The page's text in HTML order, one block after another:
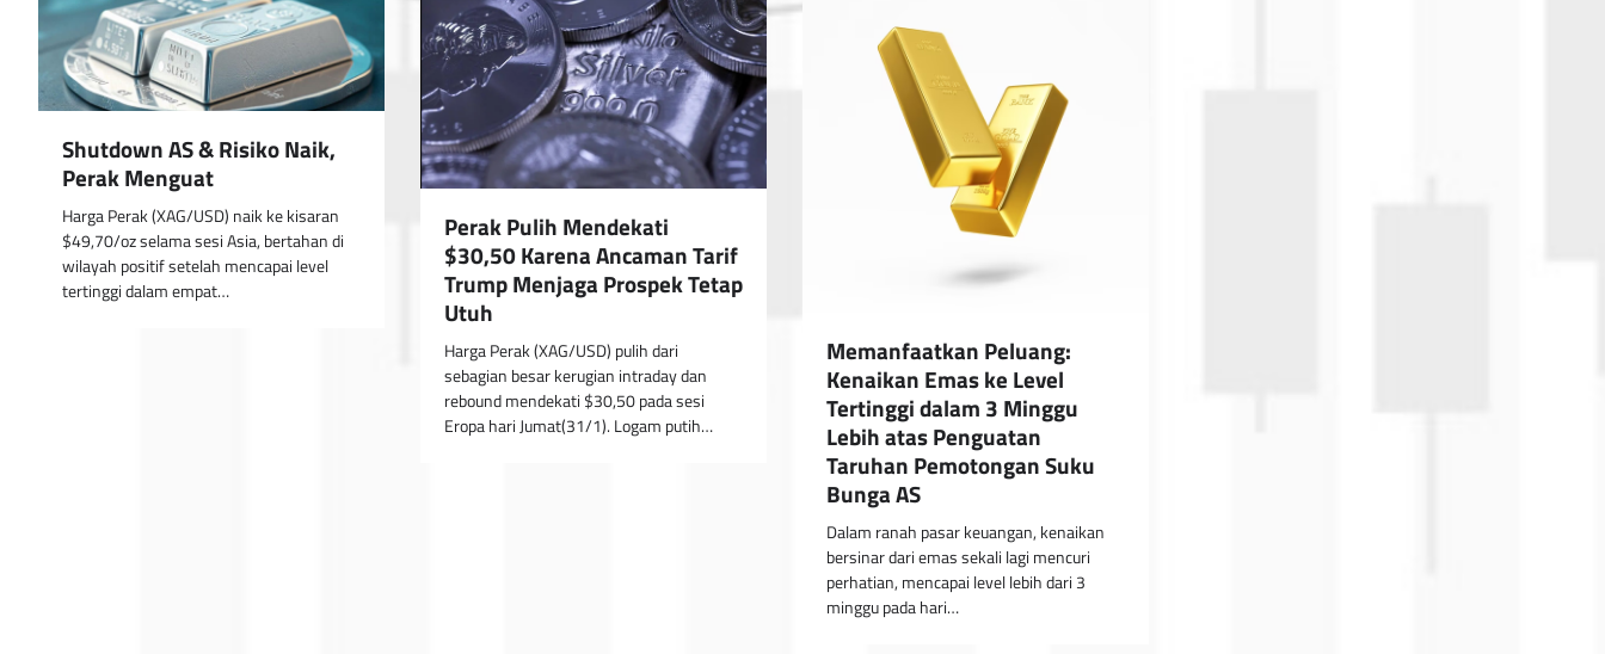
Shutdown AS & Risiko Naik,
Perak Menguat
Harga Perak (XAG/USD) naik ke kisaran
$49,70/oz selama sesi Asia, bertahan di
wilayah positif setelah mencapai level
tertinggi dalam empat…
Perak Pulih Mendekati
$30,50 Karena Ancaman Tarif
Trump Menjaga Prospek Tetap
Utuh
Harga Perak (XAG/USD) pulih dari
sebagian besar kerugian intraday dan
rebound mendekati $30,50 pada sesi
Eropa hari Jumat(31/1). Logam putih…
Memanfaatkan Peluang:
Kenaikan Emas ke Level
Tertinggi dalam 3 Minggu
Lebih atas Penguatan
Taruhan Pemotongan Suku
Bunga AS
Dalam ranah pasar keuangan, kenaikan
bersinar dari emas sekali lagi mencuri
perhatian, mencapai level lebih dari 3
minggu pada hari…